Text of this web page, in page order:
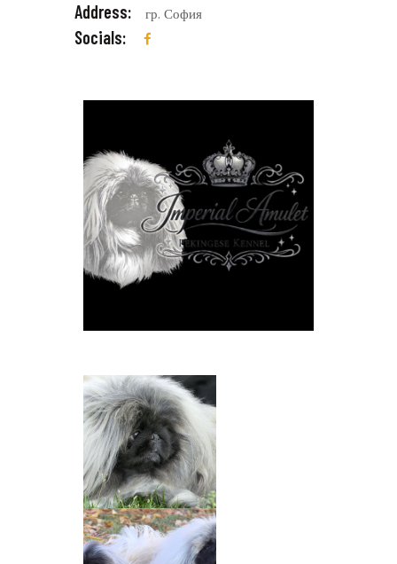
Address: гр. София
Socials: